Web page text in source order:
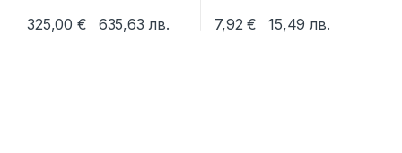
325,00€ 635,63 лв.
This product has multiple variants. The options may be chosen
7,92€ 15,49лв.